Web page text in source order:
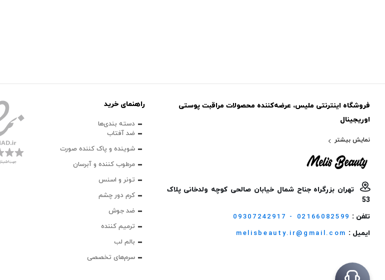
فروشگاه اینترنتی ملیس، عرضه‌کننده محصولات مراقبت پوستی
اوریجینال
نمایش بیشتر
تهران بزرگراه جناح شمال خیابان صالحی کوچه ولدخانی پلاک
53
تلفن : 09307242917 - 02166082599
ایمیل : melisbeauty.ir@gmail.com
راهنمای خرید
دسته بندی‌ها
ضد آفتاب
شوینده و پاک‌ کننده صورت
مرطوب کننده و آبرسان
تونر و اسنس
کرم دور چشم
ضد جوش
ترمیم کننده
بالم لب
سرم‌های تخصصی